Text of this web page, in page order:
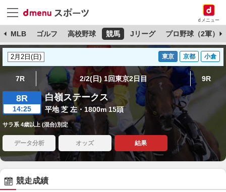
dメニュー
MLB ゴルフ 高校野球 競馬 Jリーグ プロ野球（2軍）
東京 京都 小倉
7R 2/2(日) 1回東京2日目 9R
8R
14:25
白嶺ステークス
平地 芝 左・1800m 15頭
サラ系 4歳以上 (混合)別定
データ分析 オッズ 結果
競走成績